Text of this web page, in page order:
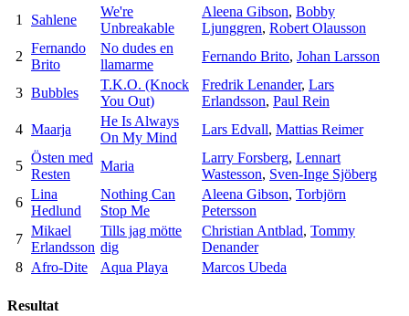
1
Sahlene
We're
Unbreakable
Aleena Gibson, Bobby
Ljunggren, Robert Olausson
2
Fernando
Brito
No dudes en
llamarme
Fernando Brito, Johan Larsson
3 Bubbles
T.K.O. (Knock
You Out)
Fredrik Lenander, Lars
Erlandsson, Paul Rein
4 Maarja
He Is Always
On My Mind
Lars Edvall, Mattias Reimer
5
Östen med
Resten
Maria
Larry Forsberg, Lennart
Wastesson, Sven-Inge Sjöberg
6
Lina
Hedlund
Nothing Can
Stop Me
Aleena Gibson, Torbjörn
Petersson
7
Mikael
Erlandsson
Tills jag mötte
dig
Christian Antblad, Tommy
Denander
8
Afro-Dite Aqua Playa Marcos Ubeda
Resultat